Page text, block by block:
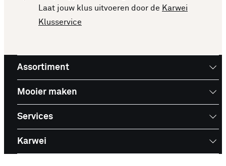
Laat jouw klus uitvoeren door de Karwei
Klusservice
Assortiment
Mooier maken
Services
Karwei